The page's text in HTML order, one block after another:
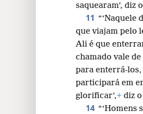
saquearam’, diz
11 “‘Naquele
que viajam pelo
Ali é que
chamado vale
para enterrá-
participará em
glorificar’,+ diz
14